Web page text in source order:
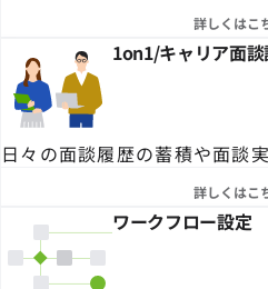
詳しくはこ
1on1/キャリア面
日々の面談履歴の蓄積や面談
詳しくはこ
ワークフロー設定